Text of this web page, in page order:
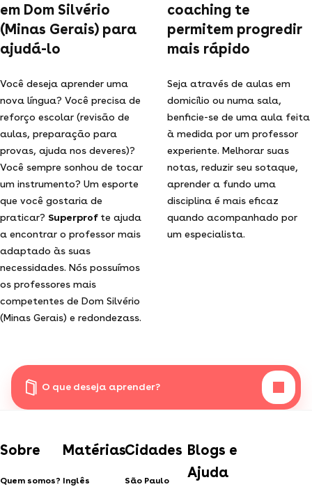
em Dom Silvério
(Minas Gerais) para
ajudá-lo
Você deseja aprender uma
nova língua? Você precisa de
reforço escolar (revisão de
aulas, preparação para
provas, ajuda nos deveres)?
Você sempre sonhou de tocar
um instrumento? Um esporte
que você gostaria de
praticar? Superprof te ajuda
a encontrar o professor mais
adaptado às suas
necessidades. Nós possuímos
os professores mais
competentes de Dom Silvério
(Minas Gerais) e redondezass.
coaching te
permitem progredir
mais rápido
Seja através de aulas em
domicílio ou numa sala,
benficie-se de uma aula feita
à medida por um professor
experiente. Melhorar suas
notas, reduzir seu sotaque,
aprender a fundo uma
disciplina é mais eficaz
quando acompanhado por
um especialista.
O que deseja aprender?
Sobre
Quem somos?
Matérias
Inglês
Cidades
São Paulo
Blogs e
Ajuda